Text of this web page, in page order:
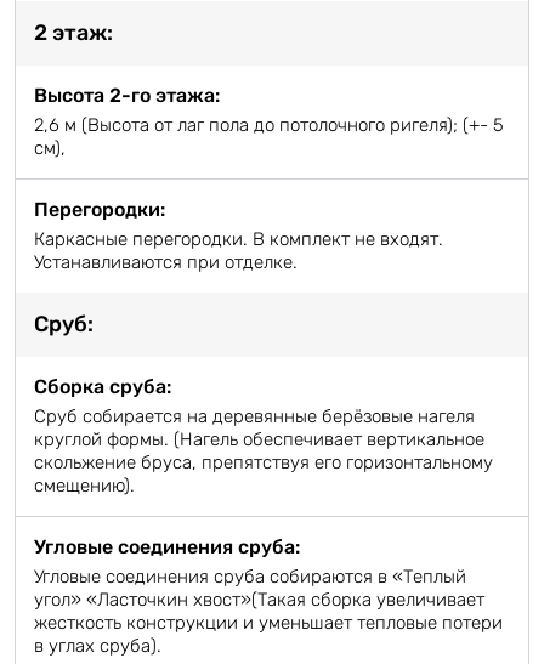
2 этаж:
Высота 2-го этажа:
2,6 м (Высота от лаг пола до потолочного ригеля); (+- 5
см),
Перегородки:
Каркасные перегородки. В комплект не входят.
Устанавливаются при отделке.
Сруб:
Сборка сруба:
Сруб собирается на деревянные берёзовые нагеля
круглой формы. (Нагель обеспечивает вертикальное
скольжение бруса, препятствуя его горизонтальному
смещению).
Угловые соединения сруба:
Угловые соединения сруба собираются в «Теплый
угол» «Ласточкин хвост»(Такая сборка увеличивает
жесткость конструкции и уменьшает тепловые потери
в углах сруба).